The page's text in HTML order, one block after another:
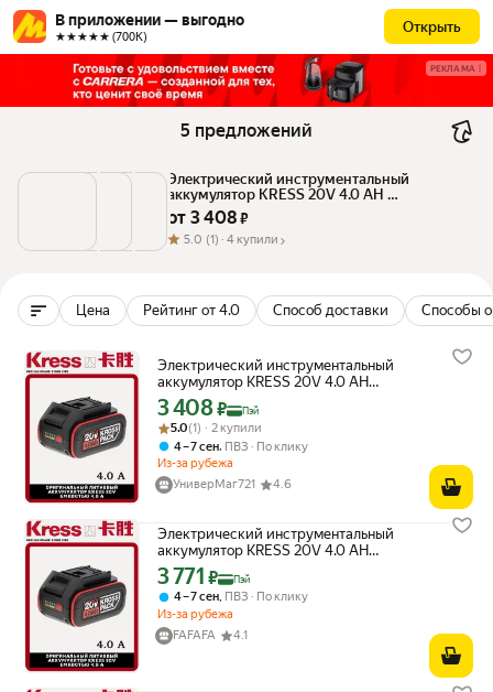
В приложении — выгодно
★★★★★ (700К)
Открыть
РЕКЛАМА
5 предложений
Электрический инструментальный
аккумулятор KRESS 20V 4.0 AH
оригинальный оригинал
от 3 408 ₽
5.0 (1) · 4 купили
Цена Рейтинг от 4.0 Способ доставки Способы
Электрический инструментальный
аккумулятор KRESS 20V 4.0 AH
оригинальный оригинал
Цена с картой Яндекс Пэй 3408 ₽ вместо
3 408₽ Пэй
Рейтинг товара: 5.0 из 5
Оценок: (1) · 2 купили
5.0(1) · 2 купили
4 – 7 сен, ПВЗ
По клику
Из-за рубежа
УниверМаг721
4.6
Электрический инструментальный
аккумулятор KRESS 20V 4.0 AH
оригинальный оригинал
Цена с картой Яндекс Пэй 3771 ₽ вместо
3 771 ₽ Пэй
4 – 7 сен, ПВЗ
По клику
Из-за рубежа
FAFAFA
4.1